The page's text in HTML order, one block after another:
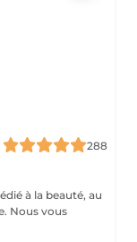
288
à la beauté, au